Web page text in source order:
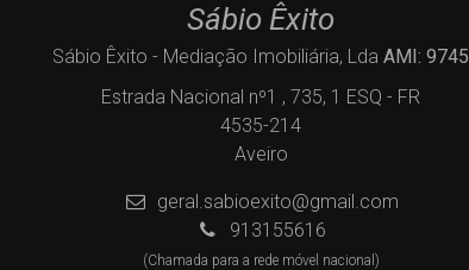
Sábio Êxito
Sábio Êxito - Mediação Imobiliária, Lda AMI: 9745
Estrada Nacional nº1 , 735, 1 ESQ - FR
4535-214
Aveiro
geral.sabioexito@gmail.com
913155616
(Chamada para a rede móvel nacional)